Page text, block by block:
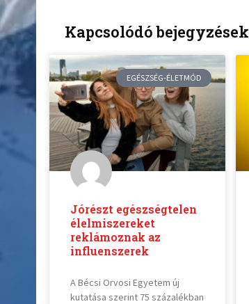
Kapcsolódó bejegyzések
EGÉSZSÉG-ÉLETMÓD
Jórészt egészségtelen
élelmiszereket
reklámoznak az
influenszerek
A Bécsi Orvosi Egyetem új
kutatása szerint 75 százalékban